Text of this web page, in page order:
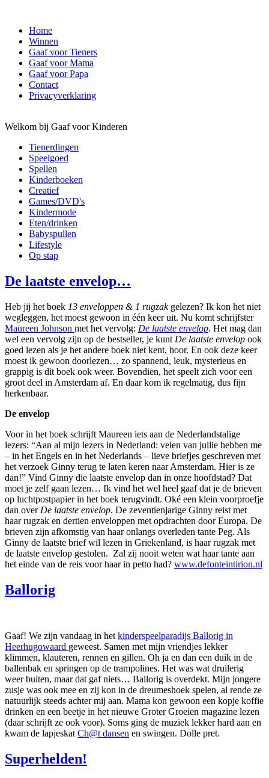
Home
Winnen
Gaaf voor Tieners
Gaaf voor Mama
Gaaf voor Papa
Contact
Privacyverklaring
Welkom bij Gaaf voor Kinderen
Tienerdingen
Speelgoed
Spellen
Kinderboeken
Creatief
Games/DVD's
Kindermode
Eten/drinken
Babyspullen
Lifestyle
Op stap
De laatste envelop…
Heb jij het boek 13 enveloppen & 1 rugzakgelezen? Ik kon het niet
wegleggen, het moest gewoon in één keer uit. Nu komt schrijfster
Maureen Johnson met het vervolg: De laatste envelop. Het mag dan
wel een vervolg zijn op de bestseller, je kunt De laatste envelop ook
goed lezen als je het andere boek niet kent, hoor. En ook deze keer
moest ik gewoon doorlezen… zo spannend, leuk, mysterieus en
grappig is dit boek ook weer. Bovendien, het speelt zich voor een
groot deel in Amsterdam af. En daar kom ik regelmatig, dus fijn
herkenbaar.
De envelop
Voor in het boek schrijft Maureen iets aan de Nederlandstalige
lezers: “Aan al mijn lezers in Nederland: velen van jullie hebben me
– in het Engels en in het Nederlands – lieve briefjes geschreven met
het verzoek Ginny terug te laten keren naar Amsterdam. Hier is ze
dan!” Vind Ginny die laatste envelop dan in onze hoofdstad? Dat
moet je zelf gaan lezen… Ik vind het wel heel gaaf dat je de brieven
op luchtpostpapier in het boek terugvindt. Oké een klein voorproefje
dan over De laatste envelop. De zeventienjarige Ginny reist met
haar rugzak en dertien enveloppen met opdrachten door Europa. De
brieven zijn afkomstig van haar onlangs overleden tante Peg. Als
Ginny de laatste brief wil lezen in Griekenland, is haar rugzak met
de laatste envelop gestolen. Zal zij nooit weten wat haar tante aan
het einde van de reis voor haar in petto had? www.defonteintirion.nl
Ballorig
Gaaf! We zijn vandaag in het kinderspeelparadijs Ballorig in
Heerhugowaard geweest. Samen met mijn vriendjes lekker
klimmen, klauteren, rennen en gillen. Oh ja en dan een duik in de
ballenbak en springen op de trampolines. Het was wat druilerig
weer buiten, maar dat gaf niets… Ballorig is overdekt. Mijn jongere
zusje was ook mee en zij kon in de dreumeshoek spelen, al rende ze
natuurlijk steeds achter mij aan. Mama kon gewoon een kopje koffie
drinken en een beetje in het nieuwe Groter Groeien magazine lezen
(daar schrijft ze ook voor). Soms ging de muziek lekker hard aan en
kwam de lapjeskat Ch@t dansen en swingen. Dolle pret.
Superhelden!